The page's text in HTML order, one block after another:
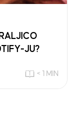
JU?
< 1 MIN